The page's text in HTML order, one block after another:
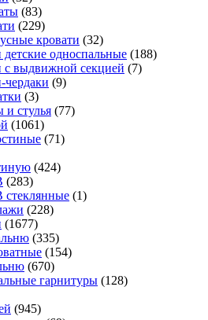
(83)
(229)
кровати (32)
детские односпальные (188)
с выдвижной секцией (7)
чердаки (9)
(3)
и стулья (77)
(1061)
(71)
(424)
(283)
(1)
(228)
(1677)
(335)
(154)
(670)
гарнитуры (128)
(945)